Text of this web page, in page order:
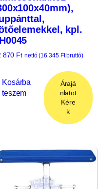
kpl.
870 Ft nettó (16 345 Ftbruttó)
Kosárba
teszem
Árajá
nlatot
Kére
k